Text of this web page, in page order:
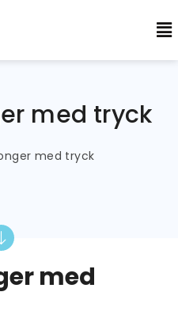
med tryck
med tryck
med